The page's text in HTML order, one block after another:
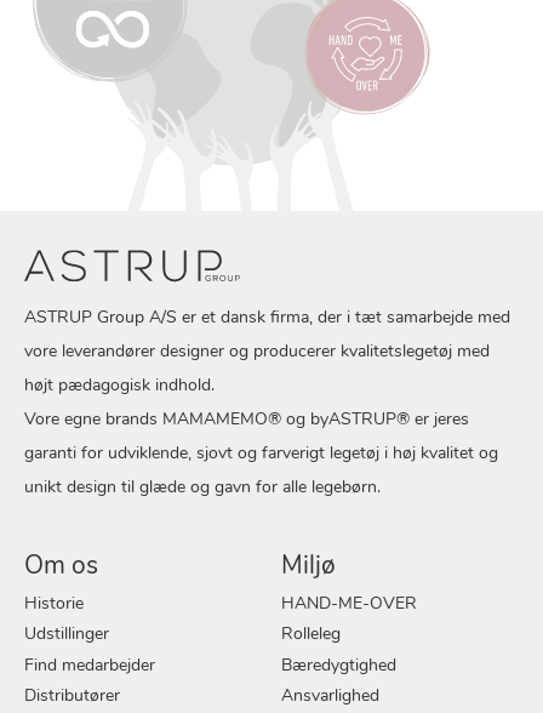
ASTRUP Group A/S er et dansk firma, der i tæt samarbejde med
vore leverandører designer og producerer kvalitetslegetøj med
højt pædagogisk indhold.
Vore egne brands MAMAMEMO® og byASTRUP® er jeres
garanti for udviklende, sjovt og farverigt legetøj i høj kvalitet og
unikt design til glæde og gavn for alle legebørn.
Om os
Historie
Udstillinger
Find medarbejder
Distributører
Miljø
HAND-ME-OVER
Rolleleg
Bæredygtighed
Ansvarlighed